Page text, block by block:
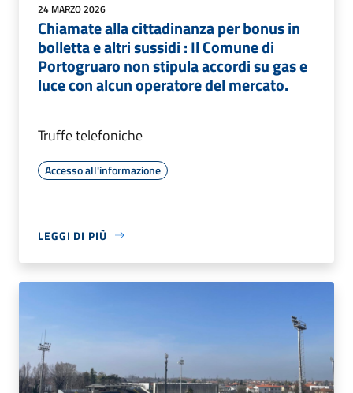
24 MARZO 2026
Chiamate alla cittadinanza per bonus in
bolletta e altri sussidi : Il Comune di
Portogruaro non stipula accordi su gas e
luce con alcun operatore del mercato.
Truffe telefoniche
Accesso all'informazione
LEGGI DI PIÙ